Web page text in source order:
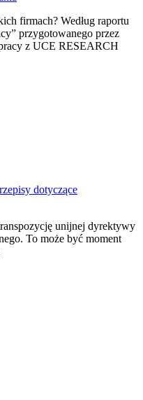
firmach? Według raportu
przygotowanego przez
z UCE RESEARCH
dotyczące
unijnej dyrektywy
To może być moment